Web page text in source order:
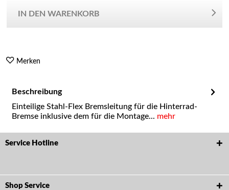
IN DEN WARENKORB
Merken
Beschreibung
Einteilige Stahl-Flex Bremsleitung für die Hinterrad-
Bremse inklusive dem für die Montage... mehr
Service Hotline
Shop Service